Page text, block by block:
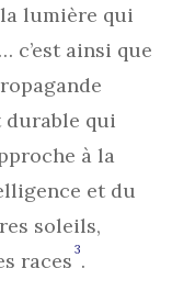
lumière qui
c’est ainsi que
qui
à la
et du
soleils,
races 3.